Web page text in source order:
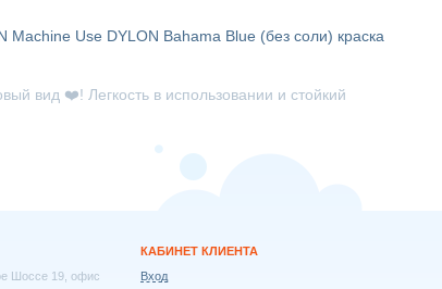
Machine Use DYLON Bahama Blue (без соли) краска
вид ❤️! Легкость в использовании и стойкий
Шоссе 19, офис
КАБИНЕТ КЛИЕНТА
Вход